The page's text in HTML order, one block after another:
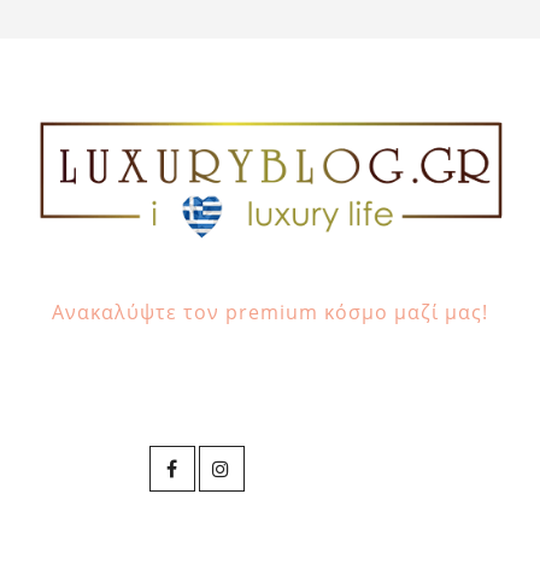
Ανακαλύψτε τον premium κόσμο μαζί μας!